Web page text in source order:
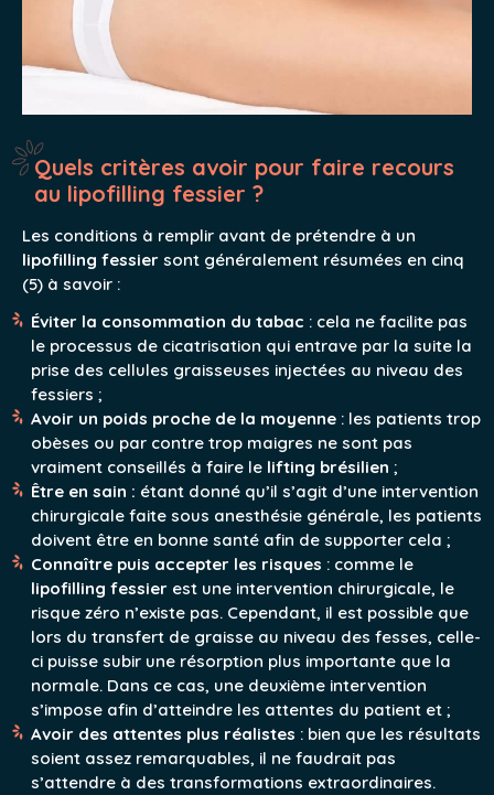
Quels critères avoir pour faire recours
au lipofilling fessier ?
Les conditions à remplir avant de prétendre à un
lipofilling fessier sont généralement résumées en cinq
(5) à savoir :
Éviter la consommation du tabac : cela ne facilite pas
le processus de cicatrisation qui entrave par la suite la
prise des cellules graisseuses injectées au niveau des
fessiers ;
Avoir un poids proche de la moyenne : les patients trop
obèses ou par contre trop maigres ne sont pas
vraiment conseillés à faire le lifting brésilien ;
Être en sain : étant donné qu’il s’agit d’une intervention
chirurgicale faite sous anesthésie générale, les patients
doivent être en bonne santé afin de supporter cela ;
Connaître puis accepter les risques : comme le
lipofilling fessier est une intervention chirurgicale, le
risque zéro n’existe pas. Cependant, il est possible que
lors du transfert de graisse au niveau des fesses, celle-
ci puisse subir une résorption plus importante que la
normale. Dans ce cas, une deuxième intervention
s’impose afin d’atteindre les attentes du patient et ;
Avoir des attentes plus réalistes : bien que les résultats
soient assez remarquables, il ne faudrait pas
s’attendre à des transformations extraordinaires.